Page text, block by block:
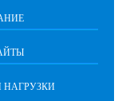
НАГРУЗКИ